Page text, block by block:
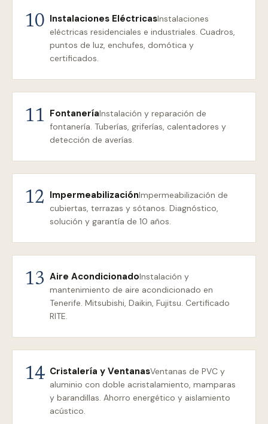
10 Instalaciones EléctricasInstalaciones
eléctricas residenciales e industriales. Cuadros,
puntos de luz, enchufes, domótica y
certificados.
11 FontaneríaInstalación y reparación de
fontanería. Tuberías, griferías, calentadores y
detección de averías.
12 ImpermeabilizaciónImpermeabilización de
cubiertas, terrazas y sótanos. Diagnóstico,
solución y garantía de 10 años.
13 Aire AcondicionadoInstalación y
mantenimiento de aire acondicionado en
Tenerife. Mitsubishi, Daikin, Fujitsu. Certificado
RITE.
14 Cristalería y VentanasVentanas de PVC y
aluminio con doble acristalamiento, mamparas
y barandillas. Ahorro energético y aislamiento
acústico.